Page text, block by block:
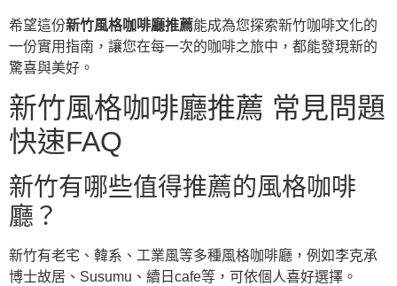
希望這份新竹風格咖啡廳推薦能成為您探索新竹咖啡文化的
一份實用指南，讓您在每一次的咖啡之旅中，都能發現新的
驚喜與美好。
新竹風格咖啡廳推薦 常見問題
快速FAQ
新竹有哪些值得推薦的風格咖啡
廳？
新竹有老宅、韓系、工業風等多種風格咖啡廳，例如李克承
博士故居、Susumu、續日cafe等，可依個人喜好選擇。